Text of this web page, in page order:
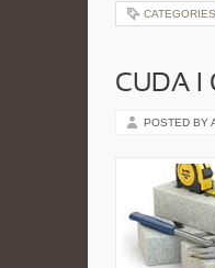
CUDA I
POSTED BY